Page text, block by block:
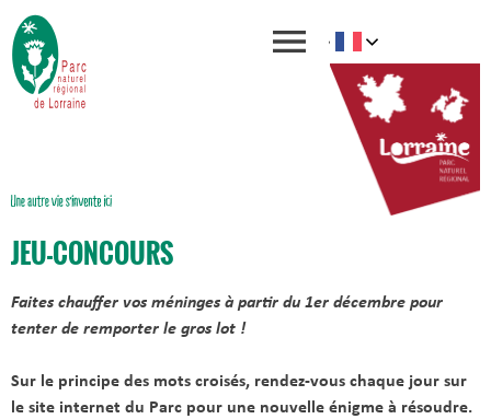
JEU-CONCOURS
Faites chauffer vos méninges à partir du 1er décembre pour
tenter de remporter le gros lot !
Sur le principe des mots croisés, rendez-vous chaque jour sur
le site internet du Parc pour une nouvelle énigme à résoudre.